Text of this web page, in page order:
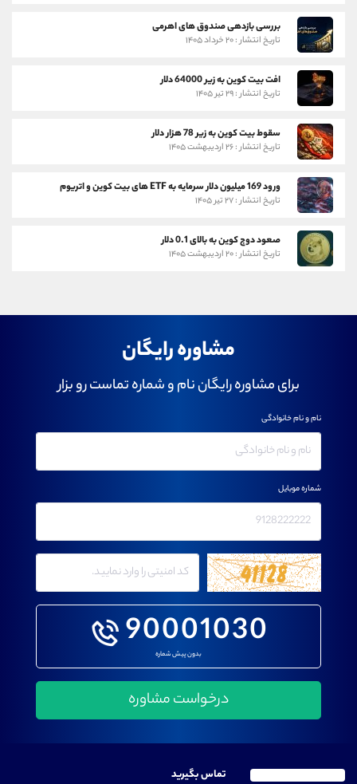
بررسی بازدهی صندوق های اهرمی
تاریخ انتشار : ۲۰ خرداد ۱۴۰۵
افت بیت کوین به زیر 64000 دلار
تاریخ انتشار : ۲۹ تیر ۱۴۰۵
سقوط بیت کوین به زیر 78 هزار دلار
تاریخ انتشار : ۲۶ اردیبهشت ۱۴۰۵
ورود 169 میلیون دلار سرمایه به ETF های بیت کوین و اتریوم
تاریخ انتشار : ۲۷ تیر ۱۴۰۵
صعود دوج کوین به بالای 0.1 دلار
تاریخ انتشار : ۲۰ اردیبهشت ۱۴۰۵
مشاوره رایگان
برای مشاوره رایگان نام و شماره تماست رو بزار
90001030
بدون پیش شماره
نام و نام خانوادگی
شماره موبایل
تماس بگیرید